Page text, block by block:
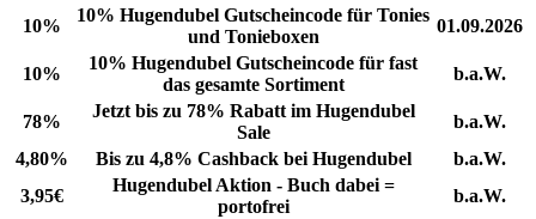
10%
10% Hugendubel Gutscheincode für Tonies
und Tonieboxen
01.09.2026
10%
10% Hugendubel Gutscheincode für fast
das gesamte Sortiment
b.a.W.
78%
Jetzt bis zu 78% Rabatt im Hugendubel
Sale
b.a.W.
4,80%
Bis zu 4,8% Cashback bei Hugendubel
b.a.W.
3,95€
Hugendubel Aktion - Buch dabei =
portofrei
b.a.W.